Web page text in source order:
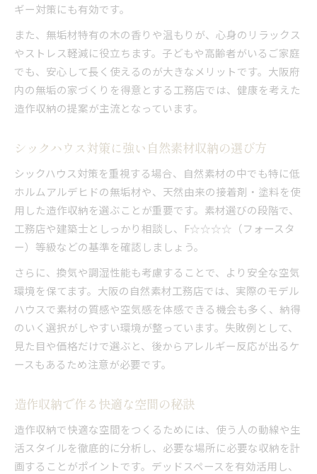
ギー対策にも有効です。
また、無垢材特有の木の香りや温もりが、心身のリラックス
やストレス軽減に役立ちます。子どもや高齢者がいるご家庭
でも、安心して長く使えるのが大きなメリットです。大阪府
内の無垢の家づくりを得意とする工務店では、健康を考えた
造作収納の提案が主流となっています。
シックハウス対策に強い自然素材収納の選び方
シックハウス対策を重視する場合、自然素材の中でも特に低
ホルムアルデヒドの無垢材や、天然由来の接着剤・塗料を使
用した造作収納を選ぶことが重要です。素材選びの段階で、
工務店や建築士としっかり相談し、F☆☆☆☆（フォースタ
ー）等級などの基準を確認しましょう。
さらに、換気や調湿性能も考慮することで、より安全な空気
環境を保てます。大阪の自然素材工務店では、実際のモデル
ハウスで素材の質感や空気感を体感できる機会も多く、納得
のいく選択がしやすい環境が整っています。失敗例として、
見た目や価格だけで選ぶと、後からアレルギー反応が出るケ
ースもあるため注意が必要です。
造作収納で作る快適な空間の秘訣
造作収納で快適な空間をつくるためには、使う人の動線や生
活スタイルを徹底的に分析し、必要な場所に必要な収納を計
画することがポイントです。デッドスペースを有効活用し、